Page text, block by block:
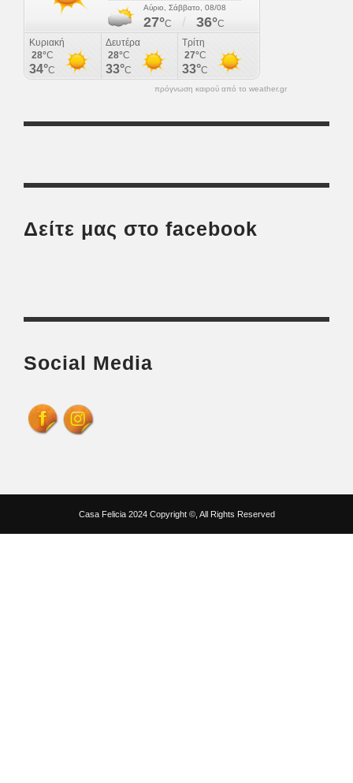
πρόγνωση καιρού από το weather.gr
Δείτε μας στο facebook
Social Media
Casa Felicia 2024 Copyright ©, All Rights Reserved